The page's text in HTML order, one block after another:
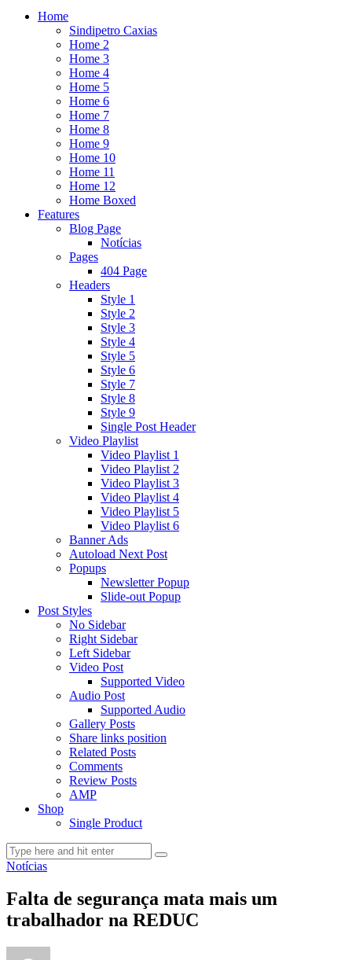
Home
Sindipetro Caxias
Home 2
Home 3
Home 4
Home 5
Home 6
Home 7
Home 8
Home 9
Home 10
Home 11
Home 12
Home Boxed
Features
Blog Page
Notícias
Pages
404 Page
Headers
Style 1
Style 2
Style 3
Style 4
Style 5
Style 6
Style 7
Style 8
Style 9
Single Post Header
Video Playlist
Video Playlist 1
Video Playlist 2
Video Playlist 3
Video Playlist 4
Video Playlist 5
Video Playlist 6
Banner Ads
Autoload Next Post
Popups
Newsletter Popup
Slide-out Popup
Post Styles
No Sidebar
Right Sidebar
Left Sidebar
Video Post
Supported Video
Audio Post
Supported Audio
Gallery Posts
Share links position
Related Posts
Comments
Review Posts
AMP
Shop
Single Product
Notícias
Falta de segurança mata mais um
trabalhador na REDUC